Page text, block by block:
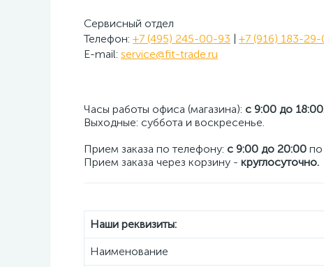
Сервисный отдел
Телефон: +7 (495) 245-00-93 | +7 (916) 183-29-
E-mail: service@fit-trade.ru
Часы работы офиса (магазина): с 9:00 до
Выходные: суббота и воскресенье.
Прием заказа по телефону: с 9:00 до 20:00
Прием заказа через корзину - круглосуточно.
Наши реквизиты:
Наименование